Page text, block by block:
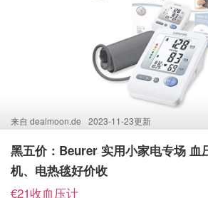
来自 dealmoon.de 2023-11-23更新
黑五价：Beurer 实用小家电专场 血
机、电热毯好价收
€21收血压计